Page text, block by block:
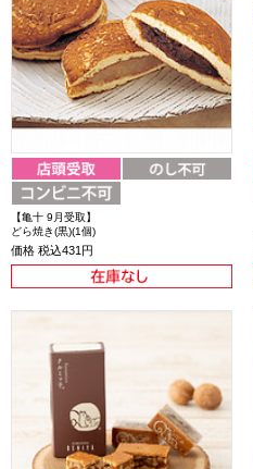
【亀十 9月受取】
どら焼き(黒)(1個)
価格 税込431円